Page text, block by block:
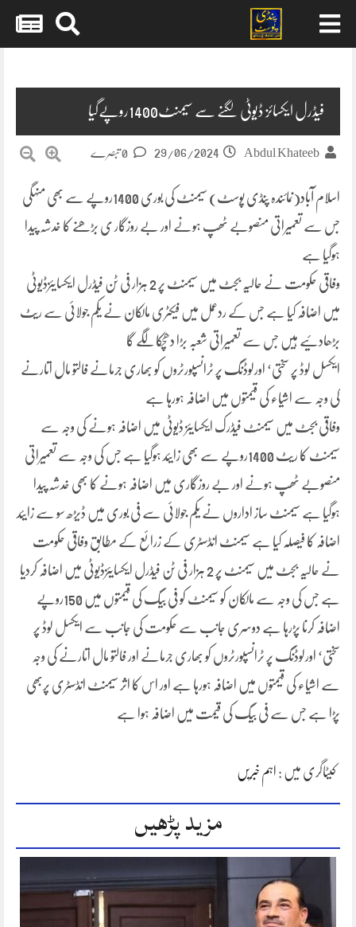
فیڈرل ایکسائز ڈیوٹی لگنے سے سیمنٹ1400روپےگیا
Abdul Khateeb
29/06/2024
اسلام آباد(نمائندہ پنڈی پوسٹ) سیمنٹ کی بوری 1400روپے سے بھی منہگی
جس سے تعمیراتی منصوبے ٹھپ ہونے اور بے روزگار ی بڑھنے کا خدشہ پیدا
ہوگیا ہے
وفاقی حکومت نے حالیہ بجٹ میں سیمنٹ پر 2 ہزار فی ٹن فیڈرل ایکسایئزڈیوٹی
میں اضافہ کیا ہے جس کے ردعمل میں فیکٹری مالکان نے یکم جولائی سے ریٹ
بڑھادئیے ہیں جس سے تعمیراتی شعبہ بڑا دھچکا لگے گا
ایکسل لوڈ پر سختی‘ اورلوڈنگ پر ٹرانسپورٹروں کو بھاری جرمانے فالتو مال اتارنے
کی وجہ سے اشیاء کی قیمتوں میں اضافہ ہورہا ہے
وفاقی بجٹ میں سیمنٹ فیڈرک ایکسایئز ڈیوٹی میں اضافہ ہونے کی وجہ سے
سیمنٹ کا ریٹ 1400روپے سے بھی زایئد ہوگیا ہے جس کی وجہ سے تعمیراتی
منصوبے ٹھپ ہونے اور بے روزگاری میں اضافہ ہونے کا بھی خدشہ پیدا
ہوگیا ہے سیمنٹ ساز اداروں نے یکم جولائی سے فی بوری میں ڈیڑھ سو سے زایئد
اضافہ کا فیصلہ کیا ہے سیمنٹ انڈسٹری کے زرائع کے مطابق وفاقی حکومت
نے حالیہ بجٹ میں سیمنٹ پر 2 ہزار فی ٹن فیڈرل ایکسایئزڈیوٹی میں اضافہ کردیا
ہے جس کی وجہ سے مالکان کو سیمنٹ کو فی بیگ کی قیمتوں میں 150روپے
اضافہ کرنا پڑرہا ہے دوسری جانب سے حکومت کی جانب سے ایکسل لوڈ پر
سختی‘ اورلوڈنگ پر ٹرانسپورٹروں کو بھاری جرمانے اور فالتو مال اتارنے کی وجہ
سے اشیاء کی قیمتوں میں اضافہ ہورہا ہے اور اس کا اثر سیمنٹ انڈسٹری پربھی
پڑا ہے جس سے فی بیگ کی قیمت میں اضافہ ہوا ہے
کیٹاگری میں : اہم خبریں
مزید پڑھیں